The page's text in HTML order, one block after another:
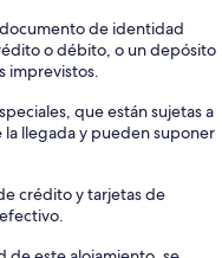
de identidad
o débito, o un depósito
imprevistos.
que están sujetas a
llegada y pueden suponer
crédito y tarjetas de